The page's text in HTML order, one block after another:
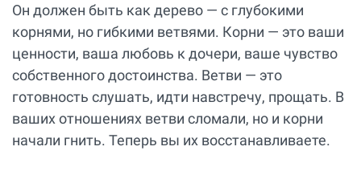
Он должен быть как дерево — с глубокими
корнями, но гибкими ветвями. Корни — это ваши
ценности, ваша любовь к дочери, ваше чувство
собственного достоинства. Ветви — это
готовность слушать, идти навстречу, прощать. В
ваших отношениях ветви сломали, но и корни
начали гнить. Теперь вы их восстанавливаете.